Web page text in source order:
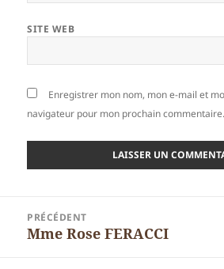
SITE WEB
Enregistrer mon nom, mon e-mail et
navigateur pour mon prochain commentaire.
l’article
PRÉCÉDENT
Article
Mme Rose FERACCI